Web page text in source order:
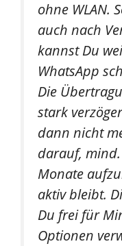
ohne WLAN.
auch nach
kannst Du
WhatsApp
Die
stark
dann nicht
darauf,
Monate
aktiv bleibt.
Du frei für
Optionen